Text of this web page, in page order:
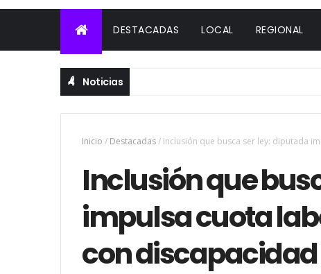
DESTACADAS LOCAL REGIONAL
Noticias
Inicio / Destacadas/ Inclusión que busca ser ley: diputada
Inclusión que
impulsa cuota
con discapacidad